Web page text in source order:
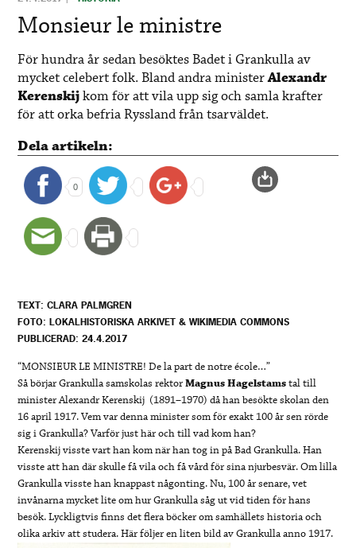
Monsieur le ministre
För hundra år sedan besöktes Badet i Grankulla av
mycket celebert folk. Bland andra ministerAlexandr
Kerenskijkom för att vila upp sig och samla krafter
för att orka befria Ryssland från tsarväldet.
Dela artikeln:
0
TEXT: CLARA PALMGREN
FOTO: LOKALHISTORISKA ARKIVET & WIKIMEDIA COMMONS
PUBLICERAD: 24.4.2017
“MONSIEUR LE MINISTRE! De la part de notre école…”
Så börjar Grankulla samskolas rektorMagnus Hagelstamstal till
minister Alexandr Kerenskij (1891–1970) då han besökte skolan den
16 april 1917. Vem var denna minister som för exakt 100 år sen rörde
sig i Grankulla? Varför just här och till vad kom han?
Kerenskij visste vart han kom när han tog in på Bad Grankulla. Han
visste att han där skulle få vila och få vård för sina njurbesvär. Om lilla
Grankulla visste han knappast någonting. Nu, 100 år senare, vet
invånarna mycket lite om hur Grankulla såg ut vid tiden för hans
besök. Lyckligtvis finns det flera böcker om samhällets historia och
olika arkiv att studera. Här följer en liten bild av Grankulla anno 1917.